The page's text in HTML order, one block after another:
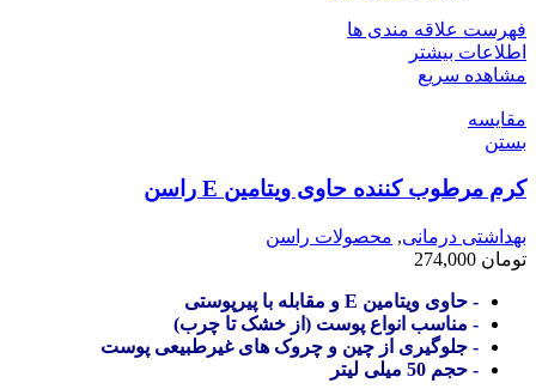
فهرست علاقه مندی ها
اطلاعات بیشتر
مشاهده سریع
مقایسه
بستن
کرم مرطوب کننده حاوی ویتامین E راسن
بهداشتی درمانی, محصولات راسن
تومان
- حاوی ویتامین E و مقابله با پیرپوستی
- مناسب انواع پوست (از خشک تا چرب)
- جلوگیری از چین و چروک های غیرطبیعی پوست
- حجم 50 میلی لیتر